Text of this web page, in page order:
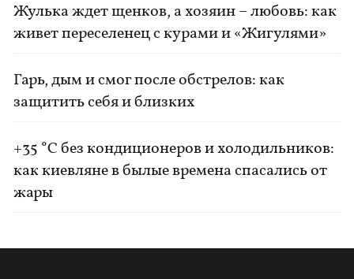
Жулька ждет щенков, а хозяин – любовь: как
живет переселенец с курами и «Жигулями»
Гарь, дым и смог после обстрелов: как
защитить себя и близких
+35 °C без кондиционеров и холодильников:
как киевляне в былые времена спасались от
жары